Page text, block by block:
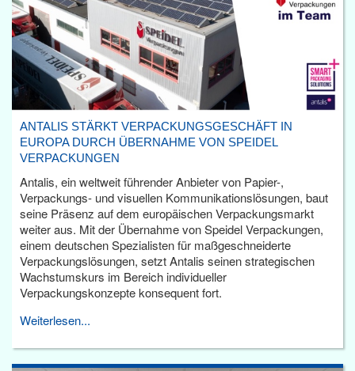
ANTALIS STÄRKT VERPACKUNGSGESCHÄFT IN
EUROPA DURCH ÜBERNAHME VON SPEIDEL
VERPACKUNGEN
Antalis, ein weltweit führender Anbieter von Papier-,
Verpackungs- und visuellen Kommunikationslösungen, baut
seine Präsenz auf dem europäischen Verpackungsmarkt
weiter aus. Mit der Übernahme von Speidel Verpackungen,
einem deutschen Spezialisten für maßgeschneiderte
Verpackungslösungen, setzt Antalis seinen strategischen
Wachstumskurs im Bereich individueller
Verpackungskonzepte konsequent fort.
Weiterlesen...